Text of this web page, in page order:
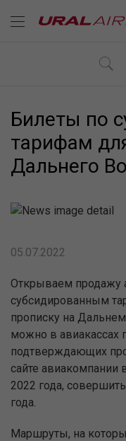
Билеты по
тарифам
Дальнего
05.07.2022
Открываем продажу
субсидированным
прописку на
можно в авиакассах
подтверждающих
сайте авиакомпании
2022 года,
года.
Маршруты, на